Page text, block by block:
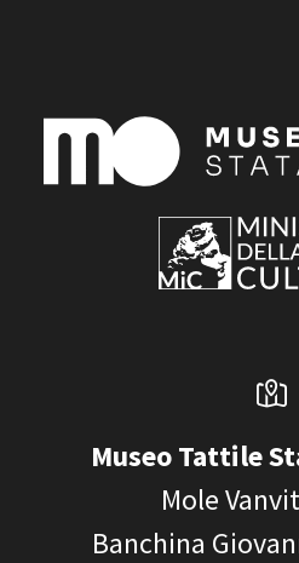
Museo Tattile
Mole
Banchina